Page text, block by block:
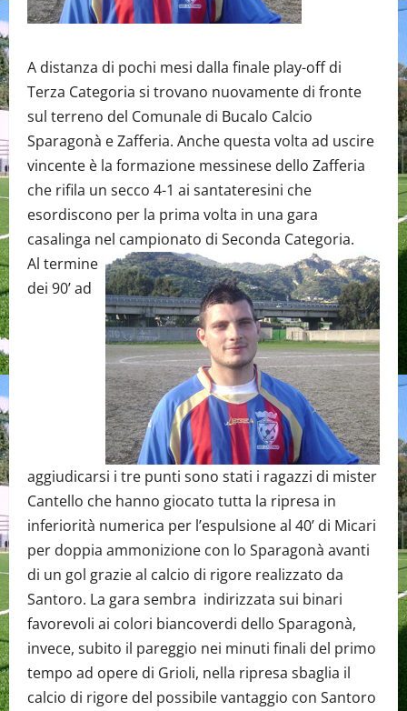
A distanza di pochi mesi dalla finale play-off di
Terza Categoria si trovano nuovamente di fronte
sul terreno del Comunale di Bucalo Calcio
Sparagonà e Zafferia. Anche questa volta ad uscire
vincente è la formazione messinese dello Zafferia
che rifila un secco 4-1 ai santateresini che
esordiscono per la prima volta in una gara
casalinga nel campionato di Seconda Categoria.
Al termine
dei 90’ ad
aggiudicarsi i tre punti sono stati i ragazzi di mister
Cantello che hanno giocato tutta la ripresa in
inferiorità numerica per l’espulsione al 40’ di Micari
per doppia ammonizione con lo Sparagonà avanti
di un gol grazie al calcio di rigore realizzato da
Santoro. La gara sembra indirizzata sui binari
favorevoli ai colori biancoverdi dello Sparagonà,
invece, subito il pareggio nei minuti finali del primo
tempo ad opere di Grioli, nella ripresa sbaglia il
calcio di rigore del possibile vantaggio con Santoro